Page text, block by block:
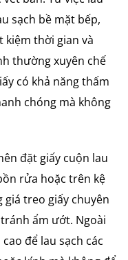
sạch bề mặt bếp,
kiệm thời gian và
thường xuyên chế
có khả năng thấm
chóng mà không
đặt giấy cuộn lau
rửa hoặc trên kệ
treo giấy chuyên
ẩm ướt. Ngoài
để lau sạch các